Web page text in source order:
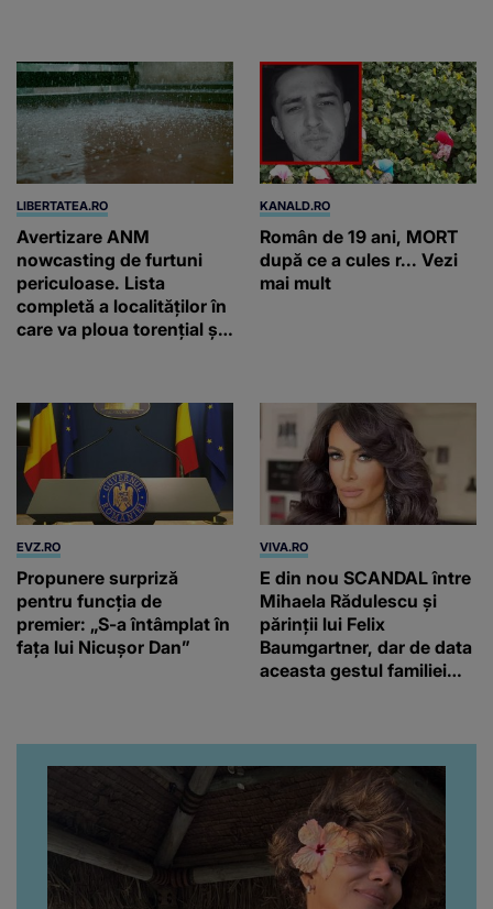
LIBERTATEA.RO
Avertizare ANM
nowcasting de furtuni
periculoase. Lista
completă a localităților în
care va ploua torențial și
KANALD.RO
Român de 19 ani, MORT
după ce a cules r... Vezi
mai mult
EVZ.RO
Propunere surpriză
pentru funcția de
premier: „S-a întâmplat în
fața lui Nicușor Dan”
VIVA.RO
E din nou SCANDAL între
Mihaela Rădulescu și
părinții lui Felix
Baumgartner, dar de data
aceasta gestul familiei
noastră! Fostei
prezentatoare nici că-i
vine să creadă că s-a
ajuns până aici, dar e
adevărat, au făcut-o și pe
asta! Și ce a ieșit la iveală
ar fi prea mult pentru
oricine: "Cu… mine, fata